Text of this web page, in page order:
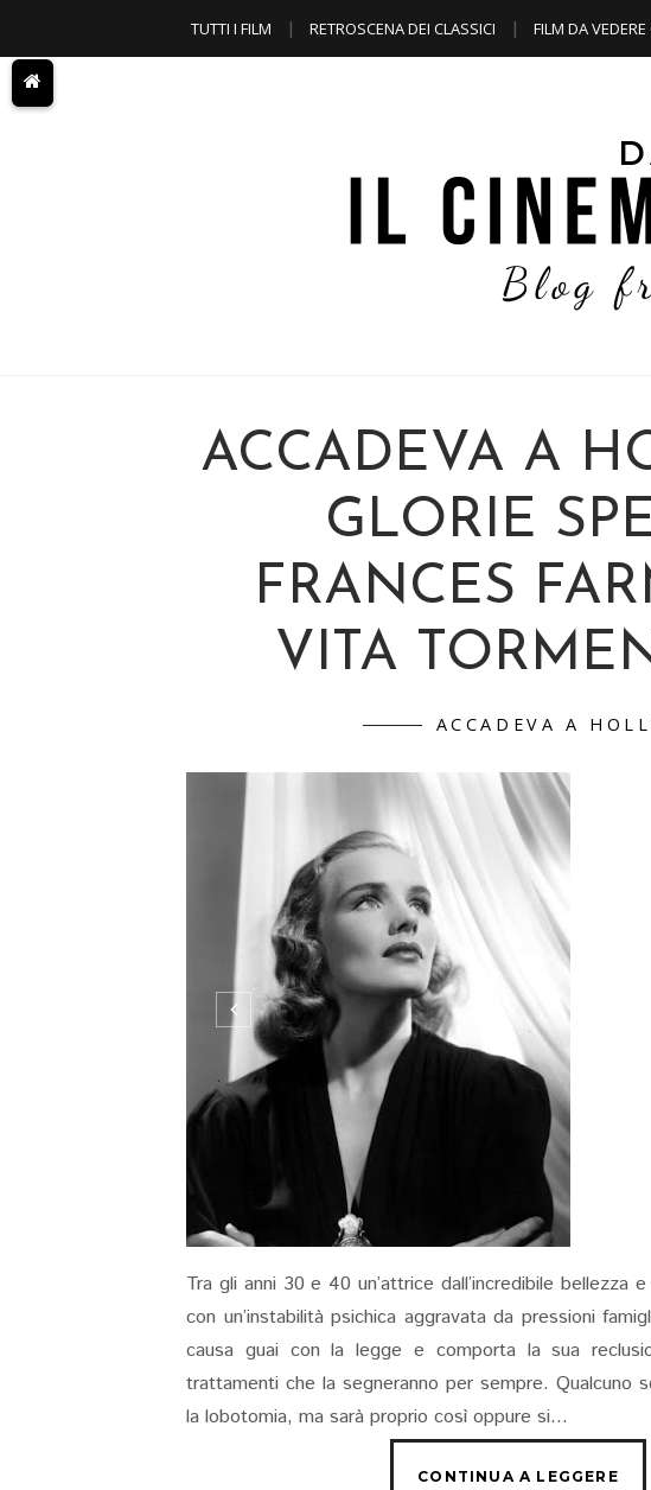
TUTTI I FILM RETROSCENA DEI CLASSICI FILM DA
ACCADEVA A
GLORIE
FRANCES
VITA
ACCADEVA A
Tra gli anni 30 e 40 un’attrice dall’incredibile bellezza
con un’instabilità psichica aggravata da pressioni
causa guai con la legge e comporta la sua
trattamenti che la segneranno per sempre. Qualcuno
la lobotomia, ma sarà proprio così oppure si...